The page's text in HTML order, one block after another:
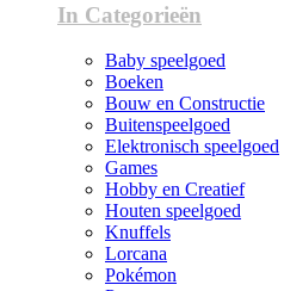
In Categorieën
Baby speelgoed
Boeken
Bouw en Constructie
Buitenspeelgoed
Elektronisch speelgoed
Games
Hobby en Creatief
Houten speelgoed
Knuffels
Lorcana
Pokémon